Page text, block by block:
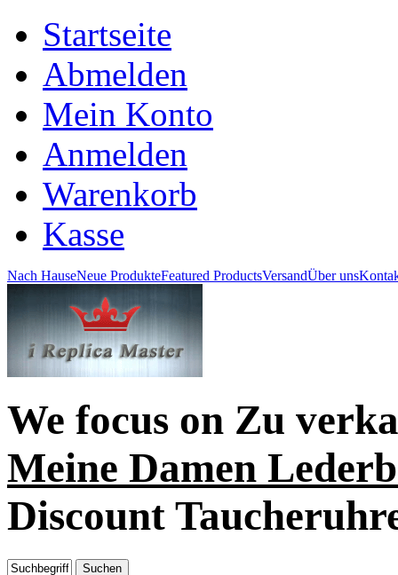
Startseite
Abmelden
Mein Konto
Anmelden
Warenkorb
Kasse
Nach HauseNeue ProdukteFeatured ProductsVersandÜber uns
We focus on Zu
Meine Damen
Discount